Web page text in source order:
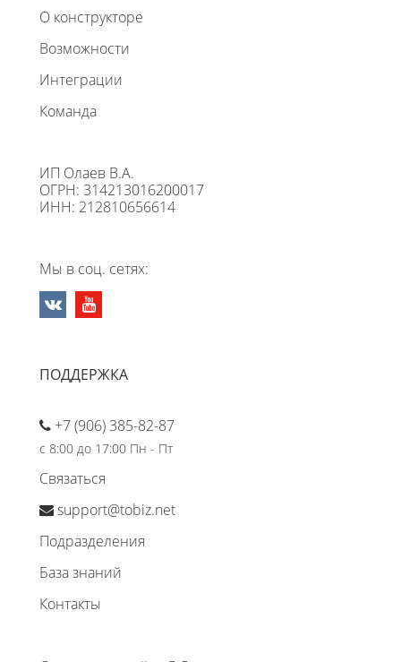
О конструкторе
Возможности
Интеграции
Команда
ИП Олаев В.А.
ОГРН: 314213016200017
ИНН: 212810656614
Мы в соц. сетях:
ПОДДЕРЖКА
+7 (906) 385-82-87
с 8:00 до 17:00 Пн - Пт
Связаться
support@tobiz.net
Подразделения
База знаний
Контакты